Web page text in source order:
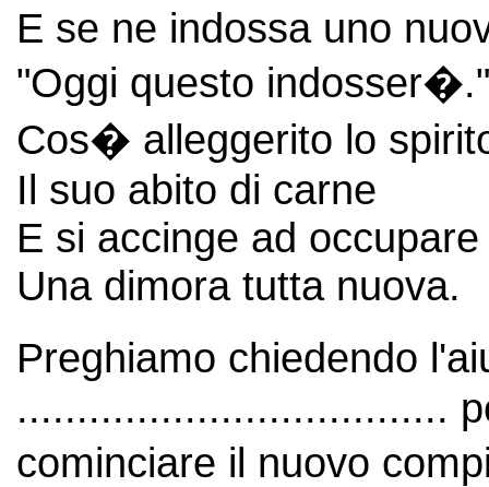
E se ne indossa uno
"Oggi questo indosser�."
Cos� alleggerito lo
Il suo abito di carne
E si accinge ad occupare
Una dimora tutta nuova.
Preghiamo chiedendo
....................................
cominciare il nuovo